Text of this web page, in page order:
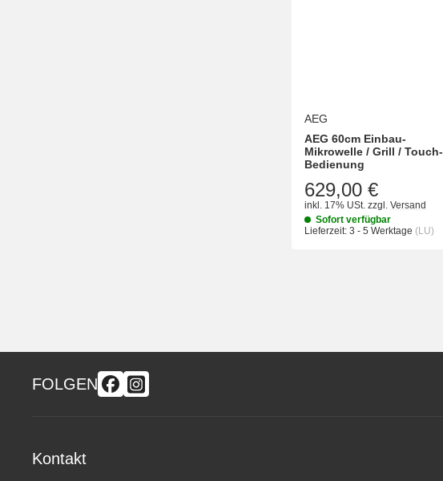
AEG
AEG 60cm Einbau-
Mikrowelle / Grill / Touch-
Bedienung
629,00 €
inkl. 17% USt. zzgl. Versand
Sofort verfügbar
Lieferzeit: 3 - 5 Werktage (LU)
FOLGEN
Kontakt